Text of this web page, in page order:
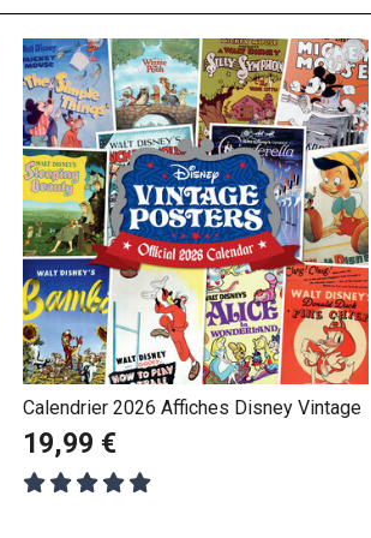
Calendrier 2026 Affiches Disney Vintage
19,99 €